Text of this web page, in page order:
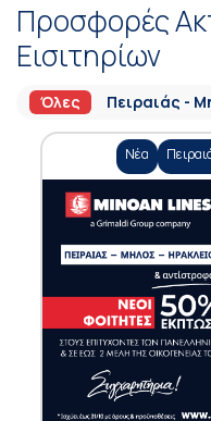
Προσφορές
Εισιτηρίων
Όλες Πειραιάς -
Νέα